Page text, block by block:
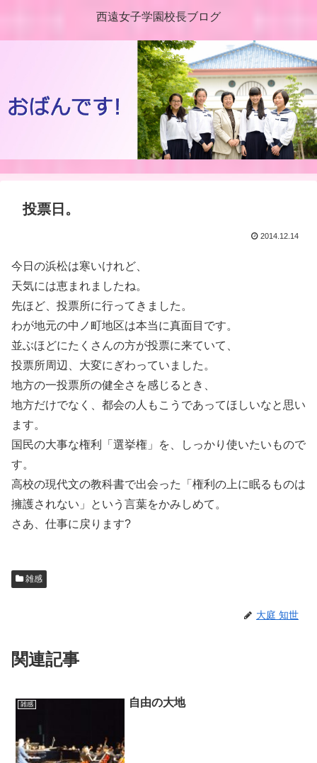
西遠女子学園校長ブログ
投票日。
2014.12.14
今日の浜松は寒いけれど、
天気には恵まれましたね。
先ほど、投票所に行ってきました。
わが地元の中ノ町地区は本当に真面目です。
並ぶほどにたくさんの方が投票に来ていて、
投票所周辺、大変にぎわっていました。
地方の一投票所の健全さを感じるとき、
地方だけでなく、都会の人もこうであってほしいなと思い
ます。
国民の大事な権利「選挙権」を、しっかり使いたいもので
す。
高校の現代文の教科書で出会った「権利の上に眠るものは
擁護されない」という言葉をかみしめて。
さあ、仕事に戻ります?
雑感
大庭 知世
関連記事
雑感 自由の大地